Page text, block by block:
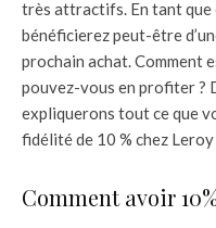
très attractifs. En tant que
bénéficierez peut-être
prochain achat. Comment
pouvez-vous en profiter ?
expliquerons tout ce que
fidélité de 10 % chez
Comment avoir